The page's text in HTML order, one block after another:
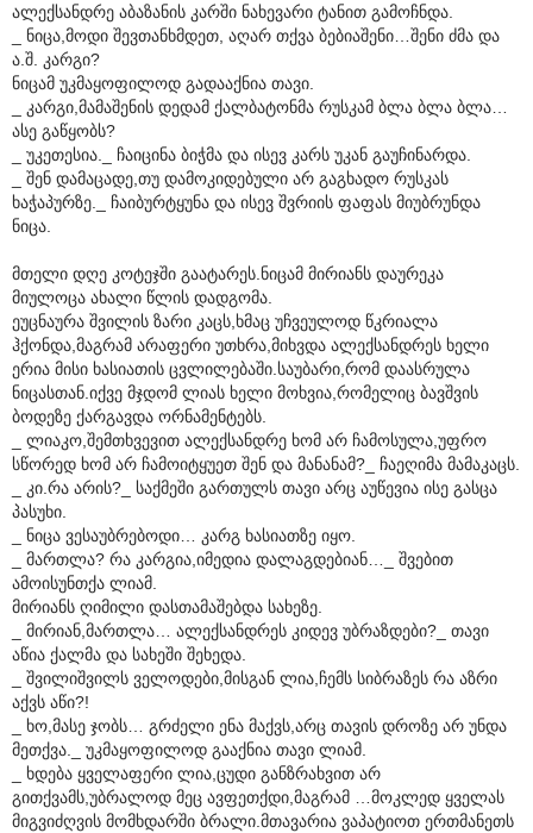
ალექსანდრე აბაზანის კარში ნახევარი ტანით გამოჩნდა.
_ ნიცა,მოდი შევთანხმდეთ, აღარ თქვა ბებიაშენი…შენი ძმა და
ა.შ. კარგი?
ნიცამ უკმაყოფილოდ გადააქნია თავი.
_ კარგი,მამაშენის დედამ ქალბატონმა რუსკამ ბლა ბლა ბლა…
ასე გაწყობს?
_ უკეთესია._ ჩაიცინა ბიჭმა და ისევ კარს უკან გაუჩინარდა.
_ შენ დამაცადე,თუ დამოკიდებული არ გაგხადო რუსკას
ხაჭაპურზე._ ჩაიბურტყუნა და ისევ შვრიის ფაფას მიუბრუნდა
ნიცა.
მთელი დღე კოტეჯში გაატარეს.ნიცამ მირიანს დაურეკა
მიულოცა ახალი წლის დადგომა.
ეუცნაურა შვილის ზარი კაცს,ხმაც უჩვეულოდ წკრიალა
ჰქონდა,მაგრამ არაფერი უთხრა,მიხვდა ალექსანდრეს ხელი
ერია მისი ხასიათის ცვლილებაში.საუბარი,რომ დაასრულა
ნიცასთან.იქვე მჯდომ ლიას ხელი მოხვია,რომელიც ბავშვის
ბოდეზე ქარგავდა ორნამენტებს.
_ ლიაკო,შემთხვევით ალექსანდრე ხომ არ ჩამოსულა,უფრო
სწორედ ხომ არ ჩამოიტყუეთ შენ და მანანამ?_ ჩაეღიმა მამაკაცს.
_ კი.რა არის?_ საქმეში გართულს თავი არც აუწევია ისე გასცა
პასუხი.
_ ნიცა ვესაუბრებოდი… კარგ ხასიათზე იყო.
_ მართლა? რა კარგია,იმედია დალაგდებიან…_ შვებით
ამოისუნთქა ლიამ.
მირიანს ღიმილი დასთამაშებდა სახეზე.
_ მირიან,მართლა… ალექსანდრეს კიდევ უბრაზდები?_ თავი
აწია ქალმა და სახეში შეხედა.
_ შვილიშვილს ველოდები,მისგან ლია,ჩემს სიბრაზეს რა აზრი
აქვს აწი?!
_ ხო,მასე ჯობს… გრძელი ენა მაქვს,არც თავის დროზე არ უნდა
მეთქვა._ უკმაყოფილოდ გააქნია თავი ლიამ.
_ ხდება ყველაფერი ლია,ცუდი განზრახვით არ
გითქვამს,უბრალოდ მეც ავფეთქდი,მაგრამ …მოკლედ ყველას
მიგვიძღვის მომხდარში ბრალი.მთავარია ვაპატიოთ ერთმანეთს